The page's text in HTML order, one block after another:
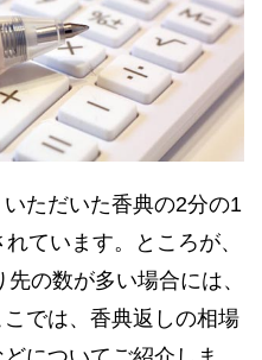
ただいた香典の2分の1
ています。ところが、
の数が多い場合には、
では、香典返しの相場